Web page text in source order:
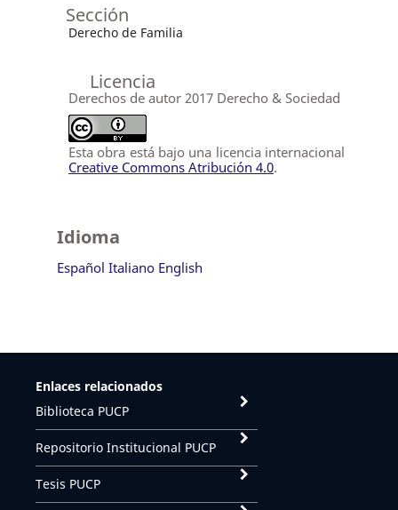
Sección
Derecho de Familia
Licencia
Derechos de autor 2017 Derecho & Sociedad
Esta obra está bajo una licencia internacional
Creative Commons Atribución 4.0.
Idioma
Español Italiano English
Enlaces relacionados
Biblioteca PUCP
Repositorio Institucional PUCP
Tesis PUCP